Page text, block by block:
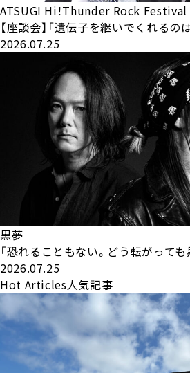
ATSUGI Hi！Thunder Rock Festival
【座談会】「遺伝子を継いでくれるの
2026.07.25
黒夢
「恐れることもない。どう転がっても
2026.07.25
Hot Articles人気記事